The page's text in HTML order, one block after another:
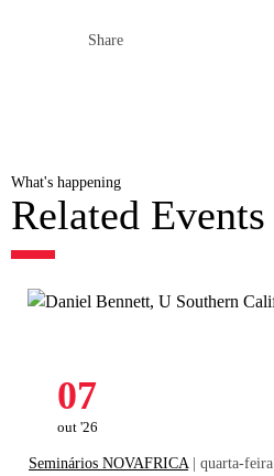
Share
What's happening
Related Events
07
out '26
Seminários NOVAFRICA | quarta-feira